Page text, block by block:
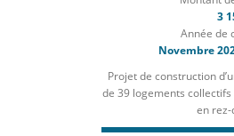
3
Année de
Novembre
Projet de construction
de 39 logements
en